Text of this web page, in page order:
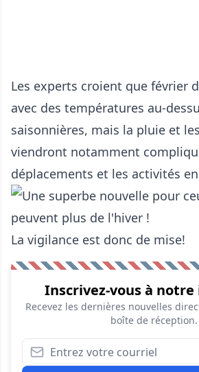
Les experts croient que février
avec des températures au-
saisonnières, mais la pluie et
viendront notamment
déplacements et les activités
La vigilance est donc de mise!
Inscrivez-vous à
Recevez les dernières nouvelles
boîte de réception.